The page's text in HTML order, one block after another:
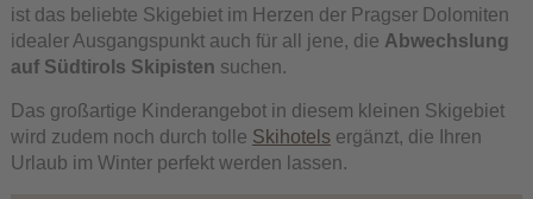
ist das beliebte Skigebiet im Herzen der Pragser Dolomiten
idealer Ausgangspunkt auch für all jene, die Abwechslung
auf Südtirols Skipisten suchen.
Das großartige Kinderangebot in diesem kleinen Skigebiet
wird zudem noch durch tolle Skihotelsergänzt, die Ihren
Urlaub im Winter perfekt werden lassen.